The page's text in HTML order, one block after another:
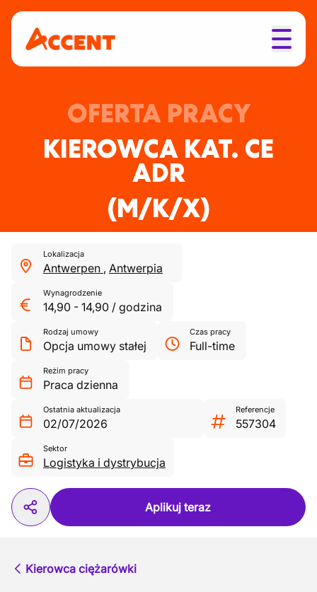
OFERTA PRACY
KIEROWCA KAT. CE
ADR
(M/K/X)
Lokalizacja
Antwerpen , Antwerpia
Wynagrodzenie
14,90 - 14,90 / godzina
Rodzaj umowy
Opcja umowy stałej
Czas pracy
Full-time
Reżim pracy
Praca dzienna
Ostatnia aktualizacja
02/07/2026
Referencje
557304
Sektor
Logistyka i dystrybucja
Aplikuj teraz
Kierowca ciężarówki